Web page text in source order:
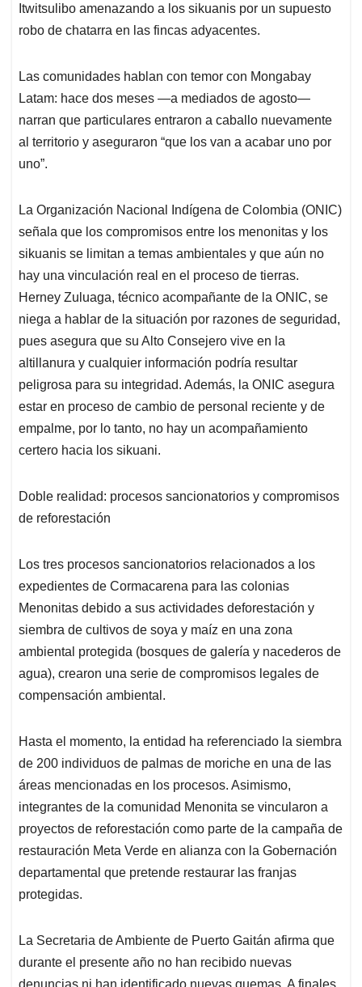
Itwitsulibo amenazando a los sikuanis por un supuesto
robo de chatarra en las fincas adyacentes.
Las comunidades hablan con temor con Mongabay
Latam: hace dos meses —a mediados de agosto—
narran que particulares entraron a caballo nuevamente
al territorio y aseguraron “que los van a acabar uno por
uno”.
La Organización Nacional Indígena de Colombia (ONIC)
señala que los compromisos entre los menonitas y los
sikuanis se limitan a temas ambientales y que aún no
hay una vinculación real en el proceso de tierras.
Herney Zuluaga, técnico acompañante de la ONIC, se
niega a hablar de la situación por razones de seguridad,
pues asegura que su Alto Consejero vive en la
altillanura y cualquier información podría resultar
peligrosa para su integridad. Además, la ONIC asegura
estar en proceso de cambio de personal reciente y de
empalme, por lo tanto, no hay un acompañamiento
certero hacia los sikuani.
Doble realidad: procesos sancionatorios y compromisos
de reforestación
Los tres procesos sancionatorios relacionados a los
expedientes de Cormacarena para las colonias
Menonitas debido a sus actividades deforestación y
siembra de cultivos de soya y maíz en una zona
ambiental protegida (bosques de galería y nacederos de
agua), crearon una serie de compromisos legales de
compensación ambiental.
Hasta el momento, la entidad ha referenciado la siembra
de 200 individuos de palmas de moriche en una de las
áreas mencionadas en los procesos. Asimismo,
integrantes de la comunidad Menonita se vincularon a
proyectos de reforestación como parte de la campaña de
restauración Meta Verde en alianza con la Gobernación
departamental que pretende restaurar las franjas
protegidas.
La Secretaria de Ambiente de Puerto Gaitán afirma que
durante el presente año no han recibido nuevas
denuncias ni han identificado nuevas quemas. A finales